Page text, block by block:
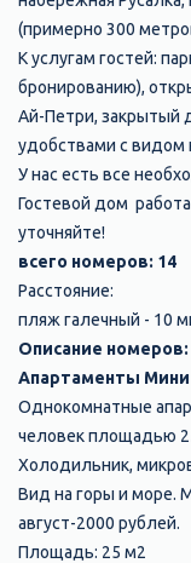
(примерно 300
К услугам гостей:
бронированию),
Ай-Петри, закрытый
удобствами с видом
У нас есть все
Гостевой дом
уточняйте!
всего номеров: 14
Расстояние:
пляж галечный - 10
Описание номеров:
Апартаменты Мини
Однокомнатные
человек площадью
Холодильник,
Вид на горы и море.
август-2000 рублей.
Площадь: 25 м2